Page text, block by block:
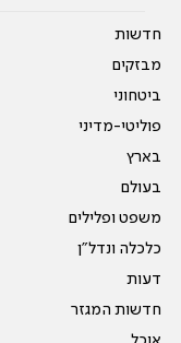
חדשות
מבזקים
ביטחוני
פוליטי-מדיני
בארץ
בעולם
משפט ופלילים
כלכלה ונדל"ן
דעות
חדשות המגזר